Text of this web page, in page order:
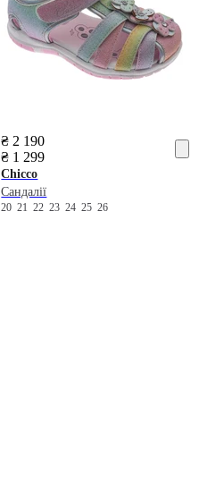
₴ 2 190
₴ 1 299
Chicco
Сандалії
20212223242526